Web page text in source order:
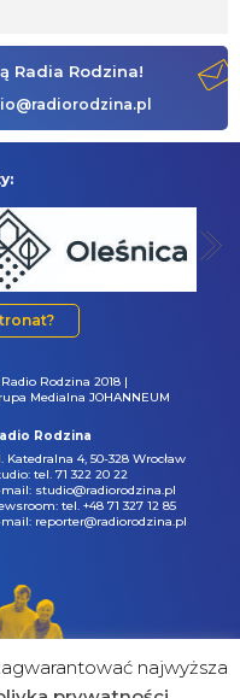
Radia Rodzina!
Rodzina 2018 |
Medialna JOHANNEUM
Rodzina
Katedralna 4, 50-328 Wrocław
tel. 71 322 20 22
studio@radiorodzina.pl
tel. +48 71 327 12 85
reporter@radiorodzina.pl
najwyższa